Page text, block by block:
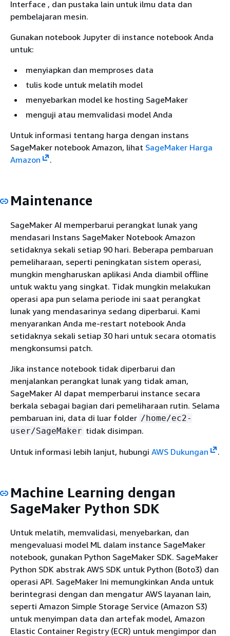
Interface , dan pustaka lain untuk ilmu data dan
pembelajaran mesin.
Gunakan notebook Jupyter di instance notebook Anda
untuk:
menyiapkan dan memproses data
tulis kode untuk melatih model
menyebarkan model ke hosting SageMaker
menguji atau memvalidasi model Anda
Untuk informasi tentang harga dengan instans
SageMaker notebook Amazon, lihat SageMaker Harga
Amazon
.
Maintenance
SageMaker AI memperbarui perangkat lunak yang
mendasari Instans SageMaker Notebook Amazon
setidaknya sekali setiap 90 hari. Beberapa pembaruan
pemeliharaan, seperti peningkatan sistem operasi,
mungkin mengharuskan aplikasi Anda diambil offline
untuk waktu yang singkat. Tidak mungkin melakukan
operasi apa pun selama periode ini saat perangkat
lunak yang mendasarinya sedang diperbarui. Kami
menyarankan Anda me-restart notebook Anda
setidaknya sekali setiap 30 hari untuk secara otomatis
mengkonsumsi patch.
Jika instance notebook tidak diperbarui dan
menjalankan perangkat lunak yang tidak aman,
SageMaker AI dapat memperbarui instance secara
berkala sebagai bagian dari pemeliharaan rutin. Selama
pembaruan ini, data di luar folder /home/ec2-
user/SageMaker tidak disimpan.
Untuk informasi lebih lanjut, hubungi AWS Dukungan .
Machine Learning dengan
SageMaker Python SDK
Untuk melatih, memvalidasi, menyebarkan, dan
mengevaluasi model ML dalam instance SageMaker
notebook, gunakan Python SageMaker SDK. SageMaker
Python SDK abstrak AWS SDK untuk Python (Boto3) dan
operasi API. SageMaker Ini memungkinkan Anda untuk
berintegrasi dengan dan mengatur AWS layanan lain,
seperti Amazon Simple Storage Service (Amazon S3)
untuk menyimpan data dan artefak model, Amazon
Elastic Container Registry (ECR) untuk mengimpor dan